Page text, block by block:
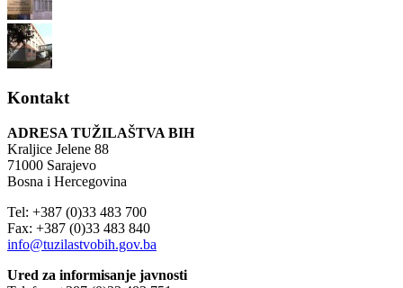
Kontakt
ADRESA TUŽILAŠTVA BIH
Kraljice Jelene 88
71000 Sarajevo
Bosna i Hercegovina
Tel: +387 (0)33 483 700
Fax: +387 (0)33 483 840
info@tuzilastvobih.gov.ba
Ured za informisanje javnosti